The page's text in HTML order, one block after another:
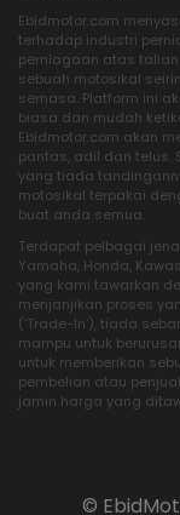
Ebidmotor.com
terhadap industri
perniagaan atas
sebuah motosikal
semasa. Platform ini
biasa dan mudah
Ebidmotor.com akan
pantas, adil dan telus.
yang tiada
motosikal terpakai
buat anda semua.
Terdapat pelbagai
Yamaha, Honda,
yang kami tawarkan
menjanjikan proses
(‘Trade-In’), tiada
mampu untuk
untuk memberikan
pembelian atau
jamin harga yang
©